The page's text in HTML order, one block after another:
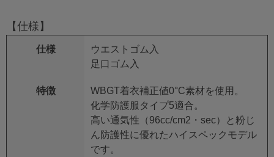
【仕様】
仕様
ウエストゴム入
足口ゴム入
特徴
WBGT着衣補正値0°C素材を使用。
化学防護服タイプ5適合。
高い通気性（96cc/cm2・sec）と粉じ
ん防護性に優れたハイスペックモデル
です。